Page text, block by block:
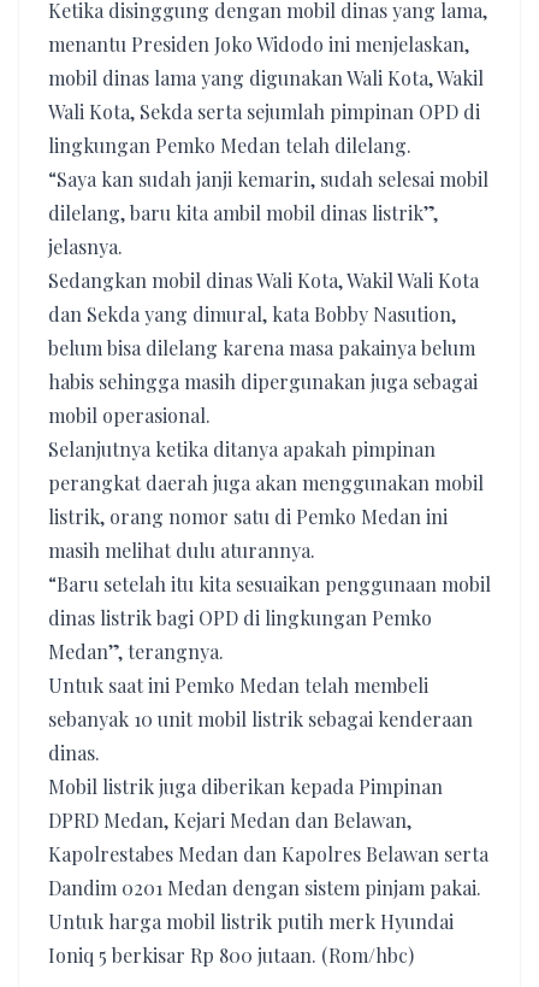
Ketika disinggung dengan mobil dinas yang lama,
menantu Presiden Joko Widodo ini menjelaskan,
mobil dinas lama yang digunakan Wali Kota, Wakil
Wali Kota, Sekda serta sejumlah pimpinan OPD di
lingkungan Pemko Medan telah dilelang.
“Saya kan sudah janji kemarin, sudah selesai mobil
dilelang, baru kita ambil mobil dinas listrik”,
jelasnya.
Sedangkan mobil dinas Wali Kota, Wakil Wali Kota
dan Sekda yang dimural, kata Bobby Nasution,
belum bisa dilelang karena masa pakainya belum
habis sehingga masih dipergunakan juga sebagai
mobil operasional.
Selanjutnya ketika ditanya apakah pimpinan
perangkat daerah juga akan menggunakan mobil
listrik, orang nomor satu di Pemko Medan ini
masih melihat dulu aturannya.
“Baru setelah itu kita sesuaikan penggunaan mobil
dinas listrik bagi OPD di lingkungan Pemko
Medan”, terangnya.
Untuk saat ini Pemko Medan telah membeli
sebanyak 10 unit mobil listrik sebagai kenderaan
dinas.
Mobil listrik juga diberikan kepada Pimpinan
DPRD Medan, Kejari Medan dan Belawan,
Kapolrestabes Medan dan Kapolres Belawan serta
Dandim 0201 Medan dengan sistem pinjam pakai.
Untuk harga mobil listrik putih merk Hyundai
Ioniq 5 berkisar Rp 800 jutaan. (Rom/hbc)